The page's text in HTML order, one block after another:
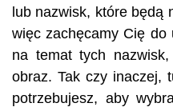
lub nazwisk, które będą
więc zachęcamy Cię do
na temat tych nazwisk,
obraz. Tak czy inaczej,
potrzebujesz, aby